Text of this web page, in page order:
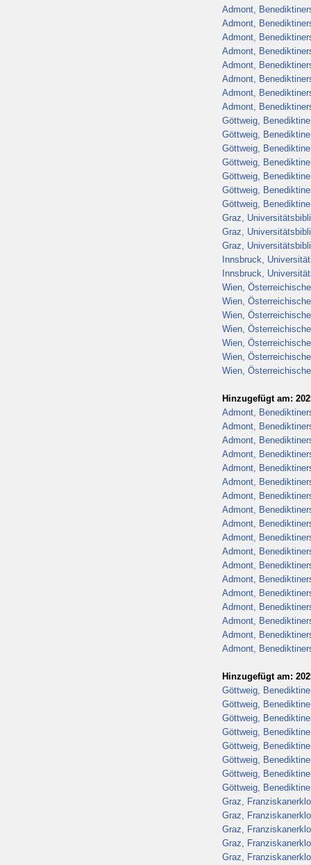
Admont,
Admont,
Admont,
Admont,
Admont,
Admont,
Admont,
Admont,
Göttweig,
Göttweig,
Göttweig,
Göttweig,
Göttweig,
Göttweig,
Göttweig,
Graz,
Graz,
Graz,
Innsbruck,
Innsbruck,
Wien,
Wien,
Wien,
Wien,
Wien,
Wien,
Wien,
Hinzugefügt am:
Admont,
Admont,
Admont,
Admont,
Admont,
Admont,
Admont,
Admont,
Admont,
Admont,
Admont,
Admont,
Admont,
Admont,
Admont,
Admont,
Admont,
Admont,
Hinzugefügt am:
Göttweig,
Göttweig,
Göttweig,
Göttweig,
Göttweig,
Göttweig,
Göttweig,
Göttweig,
Graz,
Graz,
Graz,
Graz,
Graz,